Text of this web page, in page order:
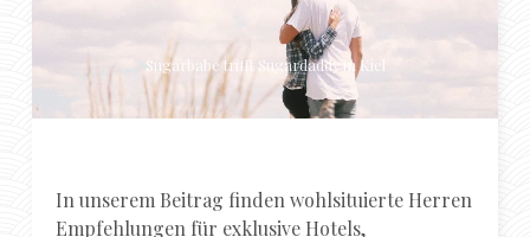
Sugarbabe trifft Sugardaddy in Kiel
In unserem Beitrag finden wohlsituierte Herren
Empfehlungen für exklusive Hotels,